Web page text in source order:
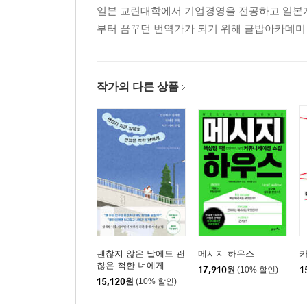
당근과 채찍을 적절하게 활용하는 조종 전략 - 마
마키아벨리즘이 강한 대표적인 캐릭터
성공한 사이코패스, 스티브 잡스 - 사이코패스의 장
두려움을 모르면 성공한다? - 사이코패스의 장단점
혁신적인 대통령은 사이코패스? - 사이코패스의 장
영웅과 범죄자는 종이 한 장 차이? - 사이코패스의
사이코패시가 강한 대표적인 캐릭터
‘사이코패시 악마’의 민낯
인간관계를 중시하는 나르시시스트
가장 인기가 많은 어둠의 퍼스낼리티는?
마키아벨리즘·사이코패시보다 나르시시즘이 좋은
마키아벨리안은 흐린 날에 능력을 발휘한다
일본 교린대학에서 기업경영을 전공하고 일
부터 꿈꾸던 번역가가 되기 위해 글밥아카데
작가의 다른 상품
괜찮지 않은 날에도 괜
찮은 척한 너에게
15,120원 (10% 할인)
메시지 하우스
17,910원 (10% 할인)